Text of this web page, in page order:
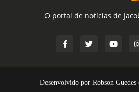
O portal de notícias de
Desenvolvido por Robson